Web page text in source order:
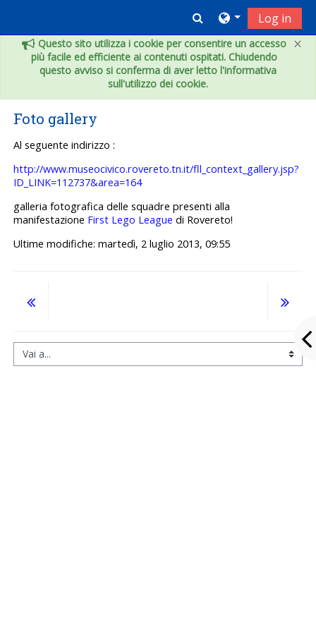
×
Questo sito utilizza i cookie per consentire un accesso
più facile ed efficiente ai contenuti ospitati. Chiudendo
questo avviso si conferma di aver letto l'informativa
sull'utilizzo dei cookie.
Toggle search
Log in
Foto gallery
Al seguente indirizzo :
http://www.museocivico.rovereto.tn.it/fll_context_gallery.jsp?
ID_LINK=112737&area=164
galleria fotografica delle squadre presenti alla
manifestazione First Lego League di Rovereto!
Ultime modifiche: martedì, 2 luglio 2013, 09:55
Vai a...